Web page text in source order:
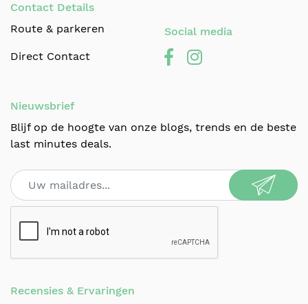
Contact Details
Route & parkeren
Direct Contact
Social media
Nieuwsbrief
Blijf op de hoogte van onze blogs, trends en de beste
last minutes deals.
Recensies & Ervaringen